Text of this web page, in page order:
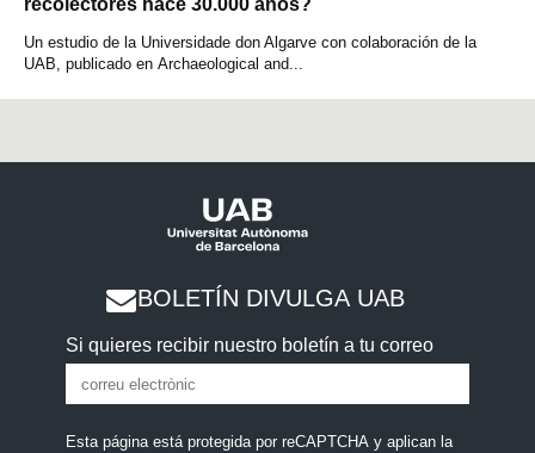
Un estudio de la Universidade don Algarve con colaboración de la
UAB, publicado en Archaeological and...
BOLETÍN DIVULGA UAB
Si quieres recibir nuestro boletín a tu correo
Esta página está protegida por reCAPTCHA y aplican la